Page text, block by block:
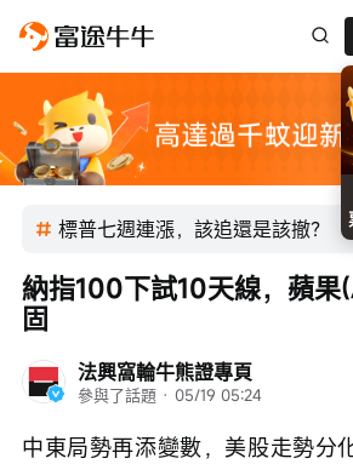
標普七週連漲，該追還是該撤？
法興窩輪牛熊證專頁
參與了話題 · 05/19 05:24
納指100下試10天線，蘋
固
中東局勢再添變數，美股走勢分